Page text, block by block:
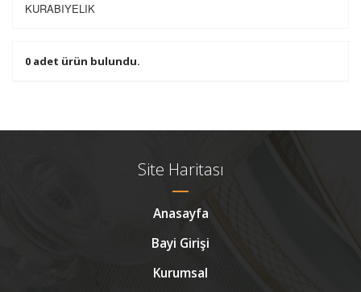
KURABIYELIK
0 adet ürün bulundu.
Site Haritası
Anasayfa
Bayi Girişi
Kurumsal